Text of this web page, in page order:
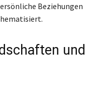
Beziehungen
und